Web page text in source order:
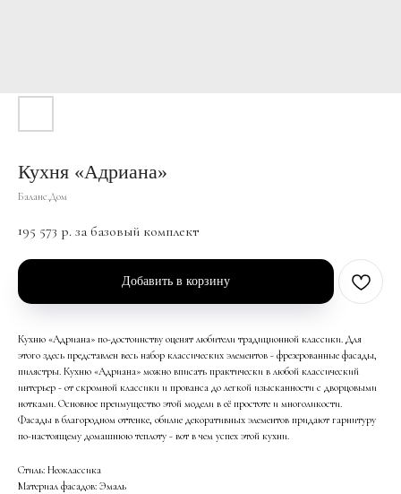
Кухня «Адриана»
Баланс.Дом
195 573 р. за базовый комплект
Добавить в корзину
Кухню «Адриана» по-достоинству оценят любители традиционной классики. Для
этого здесь представлен весь набор классических элементов - фрезерованные фасады,
пилястры. Кухню «Адриана» можно вписать практически в любой классический
интерьер - от скромной классики и прованса до легкой изысканности с дворцовыми
нотками. Основное преимущество этой модели в её простоте и многоликости.
Фасады в благородном оттенке, обилие декоративных элементов придают гарнитуру
по-настоящему домашнюю теплоту - вот в чем успех этой кухни.
Стиль: Неоклассика
Материал фасадов: Эмаль